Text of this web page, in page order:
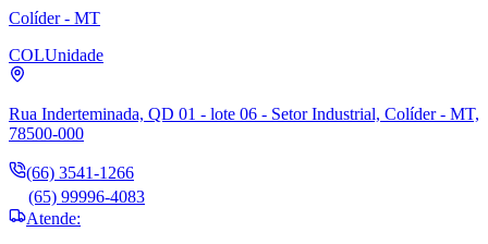
Colíder - MT
COLUnidade
Rua Inderteminada, QD 01 - lote 06 - Setor Industrial, Colíder - MT,
78500-000
(66) 3541-1266
(65) 99996-4083
Atende: